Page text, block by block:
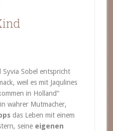
Syvia Sobel entspricht
weil es mit Jaqulines
in Holland“
wahrer Mutmacher,
das Leben mit einem
seine eigenen